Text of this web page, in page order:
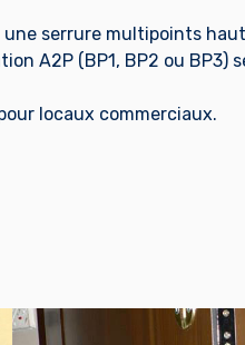
serrure multipoints
A2P (BP1, BP2 ou BP3)
locaux commerciaux.